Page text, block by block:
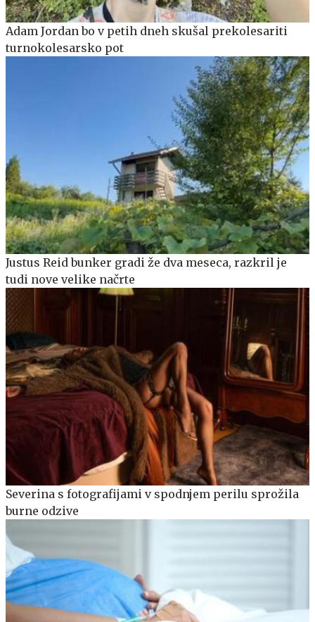
Adam Jordan bo v petih dneh skušal prekolesariti
turnokolesarsko pot
Justus Reid bunker gradi že dva meseca, razkril je
tudi nove velike načrte
Severina s fotografijami v spodnjem perilu sprožila
burne odzive